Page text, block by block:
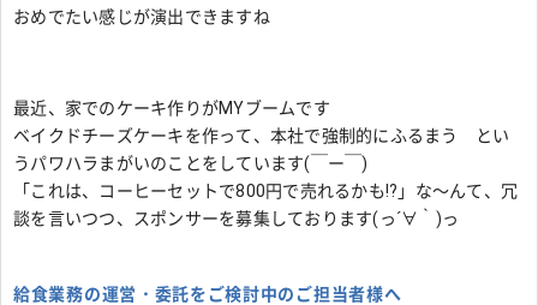
おめでたい感じが演出できますね
最近、家でのケーキ作りがMYブームです
ベイクドチーズケーキを作って、本社で強制的にふるまう とい
うパワハラまがいのことをしています(￣ー￣)
「これは、コーヒーセットで800円で売れるかも!?」な～んて、冗
談を言いつつ、スポンサーを募集しております(っ´∀｀)っ
給食業務の運営・委託をご検討中のご担当者様へ